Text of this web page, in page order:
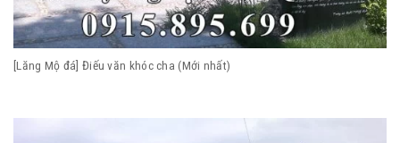
[Lăng Mộ đá] Điếu văn khóc cha (Mới nhất)